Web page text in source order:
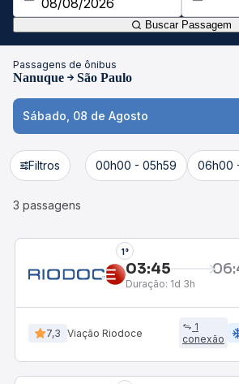
Buscar Passagem
Passagens de ônibus
Nanuque São Paulo
Sábado, 08 de Agosto
Filtros 00h00 - 05h59 06h00
3 passagens
1°
03:45
Duração: 1d 3h
7,3 Viação Riodoce
1
conexão